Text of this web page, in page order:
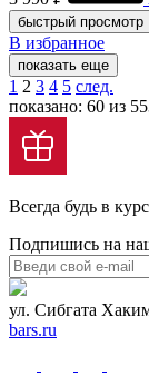
быстрый просмотр
В избранное
показать еще
1 2 3 4 5 след.
показано: 60 из
Всегда будь в
Подпишись на
ул. Сибгата
bars.ru